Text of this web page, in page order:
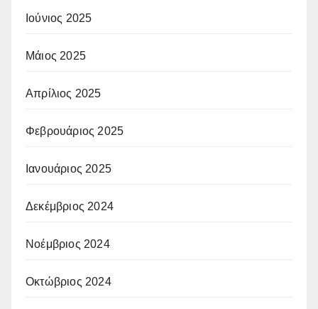
Ιούνιος 2025
Μάιος 2025
Απρίλιος 2025
Φεβρουάριος 2025
Ιανουάριος 2025
Δεκέμβριος 2024
Νοέμβριος 2024
Οκτώβριος 2024